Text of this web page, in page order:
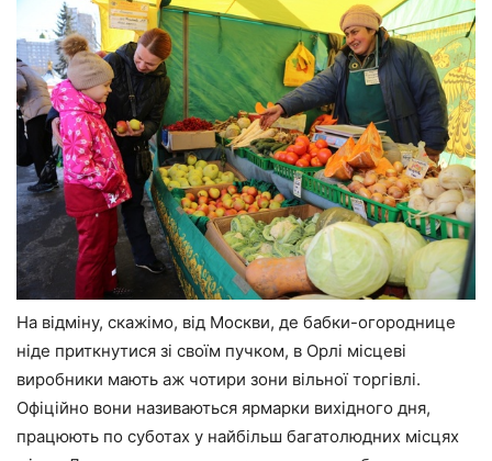
На відміну, скажімо, від Москви, де бабки-огороднице
ніде приткнутися зі своїм пучком, в Орлі місцеві
виробники мають аж чотири зони вільної торгівлі.
Офіційно вони називаються ярмарки вихідного дня,
працюють по суботах у найбільш багатолюдних місцях